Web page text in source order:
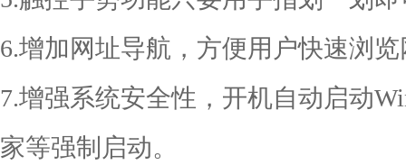
6.增加网址导航，方便用户快速浏览
7.增强系统安全性，开机自动启动
家等强制启动。